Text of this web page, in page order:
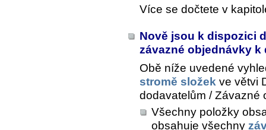
Více se dočtete v
Nově jsou k dispozici
závazné objednávky
Obě níže uvedené
stromě složek ve větvi
dodavatelům / Závazné
Všechny položky
obsahuje všechny